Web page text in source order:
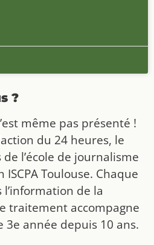
?
même pas présenté !
du 24 heures, le
l’école de journalisme
Toulouse. Chaque
de la
traitement accompagne
année depuis 10 ans.